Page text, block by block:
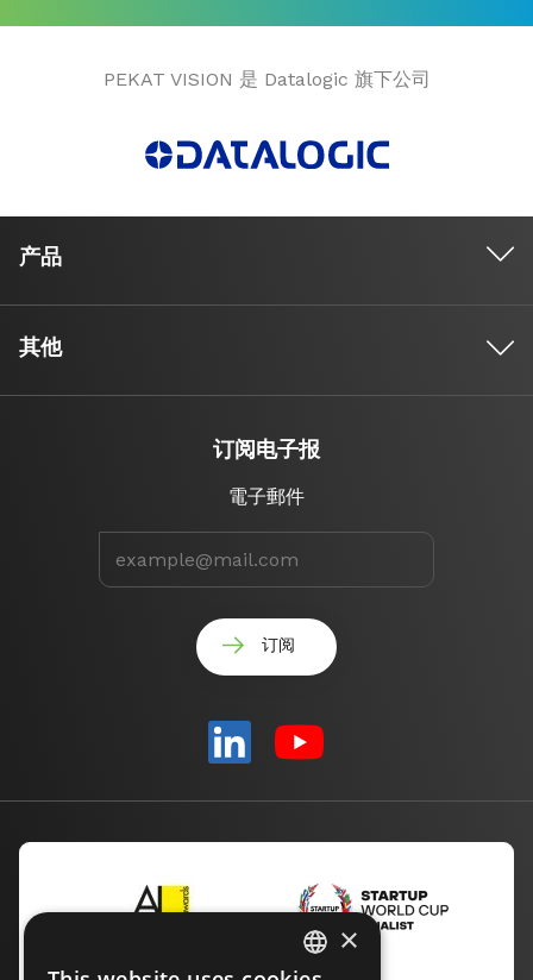
PEKAT VISION 是 Datalogic 旗下公司
产品
其他
订阅电子报
電子郵件
×